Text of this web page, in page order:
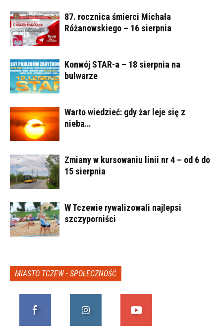
87. rocznica śmierci Michała
Różanowskiego – 16 sierpnia
Konwój STAR-a – 18 sierpnia na
bulwarze
Warto wiedzieć: gdy żar leje się z
nieba…
Zmiany w kursowaniu linii nr 4 – od 6 do
15 sierpnia
W Tczewie rywalizowali najlepsi
szczyporniści
MIASTO TCZEW - SPOŁECZNOŚĆ